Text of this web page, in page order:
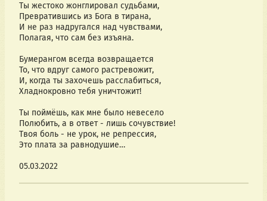
Ты жестоко жонглировал судьбами,
Превратившись из Бога в тирана,
И не раз надругался над чувствами,
Полагая, что сам без изъяна.
Бумерангом всегда возвращается
То, что вдруг самого растревожит,
И, когда ты захочешь расслабиться,
Хладнокровно тебя уничтожит!
Ты поймёшь, как мне было невесело
Полюбить, а в ответ - лишь сочувствие!
Твоя боль - не урок, не репрессия,
Это плата за равнодушие…
05.03.2022